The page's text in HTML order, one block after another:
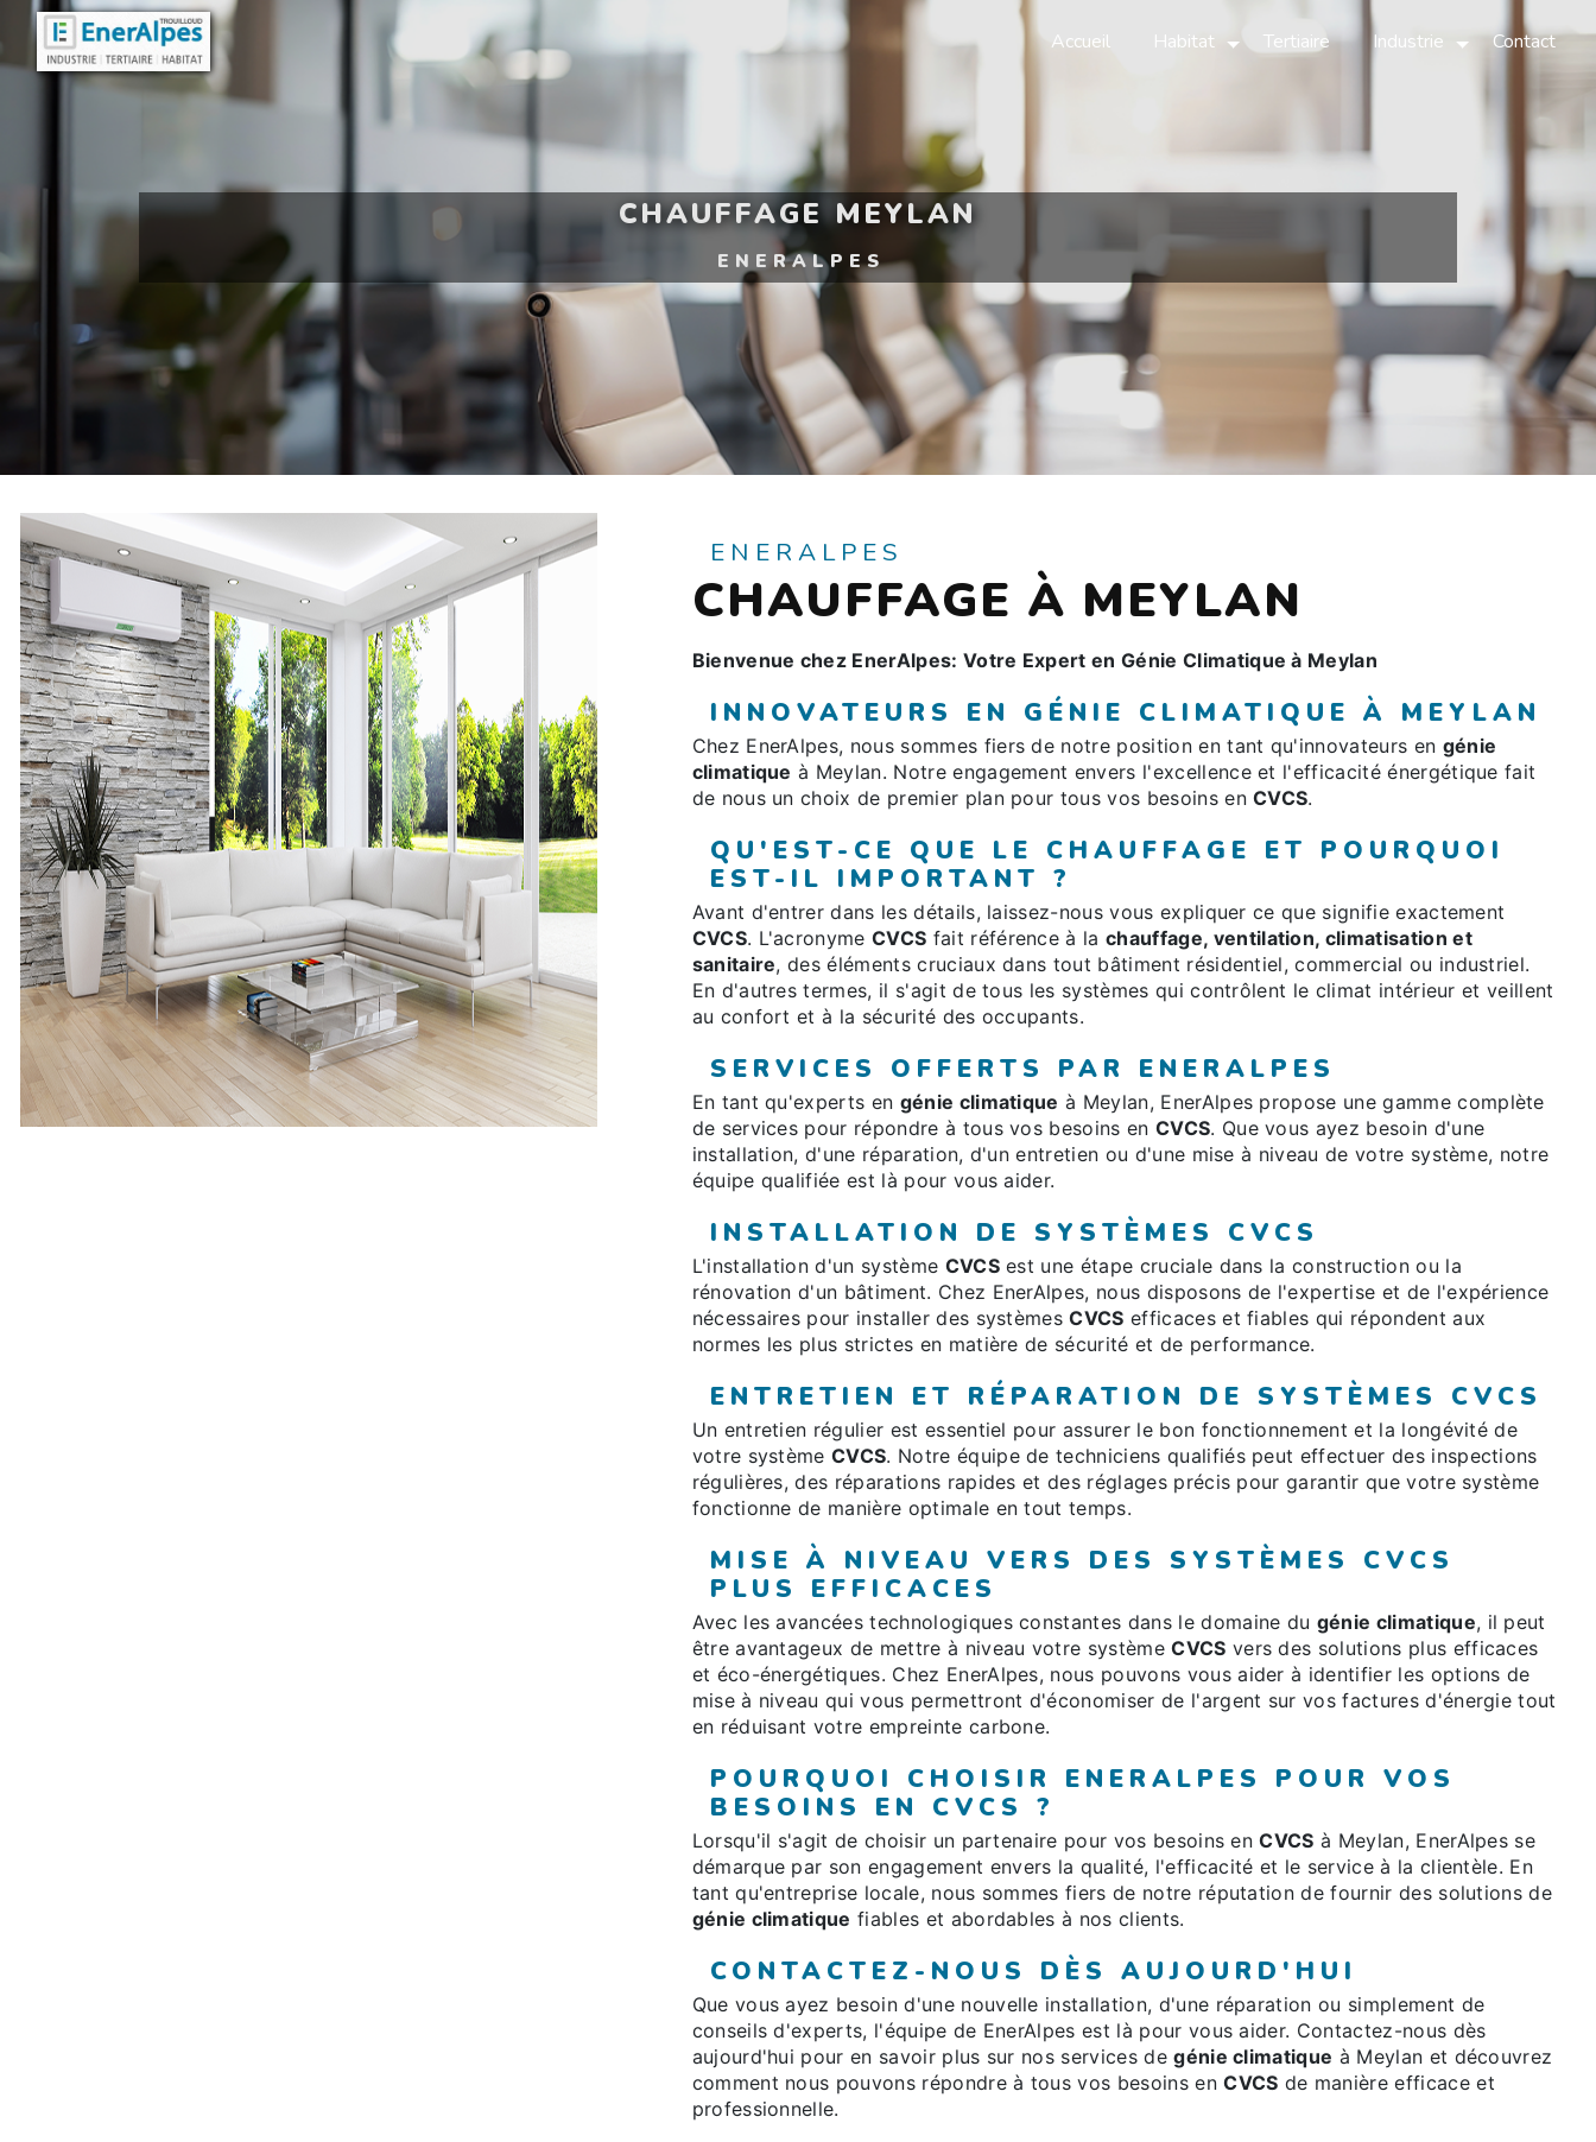
Accueil Habitat Tertiaire Industrie Contact
CHAUFFAGE MEYLAN
ENERALPES
ENERALPES
CHAUFFAGE À MEYLAN
Bienvenue chez EnerAlpes: Votre Expert en Génie Climatique à Meylan
INNOVATEURS EN GÉNIE CLIMATIQUE À MEYLAN
Chez EnerAlpes, nous sommes fiers de notre position en tant qu'innovateurs en génie
climatique à Meylan. Notre engagement envers l'excellence et l'efficacité énergétique fait
de nous un choix de premier plan pour tous vos besoins enCVCS.
QU'EST-CE QUE LE CHAUFFAGE ET POURQUOI
EST-IL IMPORTANT ?
Avant d'entrer dans les détails, laissez-nous vous expliquer ce que signifie exactement
CVCS. L'acronymeCVCS fait référence à lachauffage, ventilation, climatisation et
sanitaire, des éléments cruciaux dans tout bâtiment résidentiel, commercial ou industriel.
En d'autres termes, il s'agit de tous les systèmes qui contrôlent le climat intérieur et veillent
au confort et à la sécurité des occupants.
SERVICES OFFERTS PAR ENERALPES
En tant qu'experts en génie climatique à Meylan, EnerAlpes propose une gamme complète
de services pour répondre à tous vos besoins en CVCS. Que vous ayez besoin d'une
installation, d'une réparation, d'un entretien ou d'une mise à niveau de votre système, notre
équipe qualifiée est là pour vous aider.
INSTALLATION DE SYSTÈMES CVCS
L'installation d'un système CVCSest une étape cruciale dans la construction ou la
rénovation d'un bâtiment. Chez EnerAlpes, nous disposons de l'expertise et de l'expérience
nécessaires pour installer des systèmesCVCS efficaces et fiables qui répondent aux
normes les plus strictes en matière de sécurité et de performance.
ENTRETIEN ET RÉPARATION DE SYSTÈMES CVCS
Un entretien régulier est essentiel pour assurer le bon fonctionnement et la longévité de
votre systèmeCVCS. Notre équipe de techniciens qualifiés peut effectuer des inspections
régulières, des réparations rapides et des réglages précis pour garantir que votre système
fonctionne de manière optimale en tout temps.
MISE À NIVEAU VERS DES SYSTÈMES CVCS
PLUS EFFICACES
Avec les avancées technologiques constantes dans le domaine du génie climatique, il peut
être avantageux de mettre à niveau votre systèmeCVCS vers des solutions plus efficaces
et éco-énergétiques. Chez EnerAlpes, nous pouvons vous aider à identifier les options de
mise à niveau qui vous permettront d'économiser de l'argent sur vos factures d'énergie tout
en réduisant votre empreinte carbone.
POURQUOI CHOISIR ENERALPES POUR VOS
BESOINS EN CVCS ?
Lorsqu'il s'agit de choisir un partenaire pour vos besoins enCVCS à Meylan, EnerAlpes se
démarque par son engagement envers la qualité, l'efficacité et le service à la clientèle. En
tant qu'entreprise locale, nous sommes fiers de notre réputation de fournir des solutions de
génie climatique fiables et abordables à nos clients.
CONTACTEZ-NOUS DÈS AUJOURD'HUI
Que vous ayez besoin d'une nouvelle installation, d'une réparation ou simplement de
conseils d'experts, l'équipe de EnerAlpes est là pour vous aider. Contactez-nous dès
aujourd'hui pour en savoir plus sur nos services degénie climatique à Meylan et découvrez
comment nous pouvons répondre à tous vos besoins enCVCS de manière efficace et
professionnelle.
Panneau de gestion des cookies